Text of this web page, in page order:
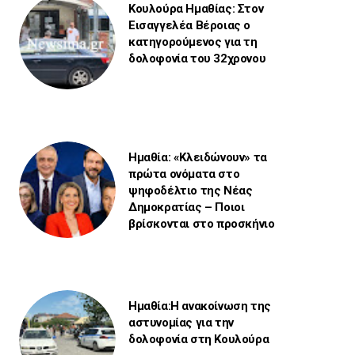
Κουλούρα Ημαθίας: Στον
Εισαγγελέα Βέροιας ο
κατηγορούμενος για τη
δολοφονία του 32χρονου
Ημαθία: «Κλειδώνουν» τα
πρώτα ονόματα στο
ψηφοδέλτιο της Νέας
Δημοκρατίας – Ποιοι
βρίσκονται στο προσκήνιο
Ημαθία:Η ανακοίνωση της
αστυνομίας για την
δολοφονία στη Κουλούρα